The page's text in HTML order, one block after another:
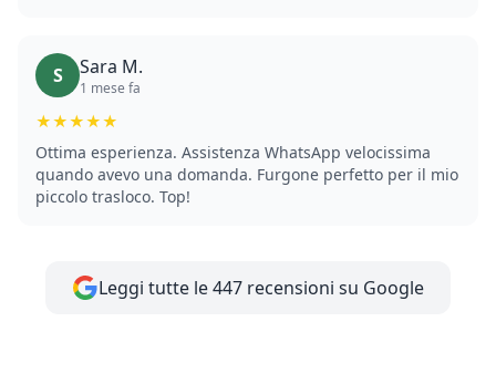
S Sara M.
1 mese fa
★★★★★
Ottima esperienza. Assistenza WhatsApp velocissima
quando avevo una domanda. Furgone perfetto per il mio
piccolo trasloco. Top!
Leggi tutte le 447 recensioni su Google